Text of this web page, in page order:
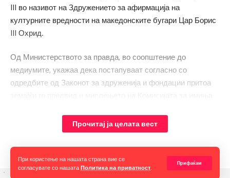
При користење на нашата страна вие се
согласувате со нашата Политика на приватност
Прифаќам
III во називот на Здружението за афирмација на
културните вредности на македонските бугари Цар Борис
III Охрид.
Од Министерството за правда, во соопштение до
медиумите, укажаа дека постапуваат согласно со
одредбите од Законот за здруженија и фондации притоа
Централен регистар на Република Северна Македонија за
понатамошно постапување.
Прочитај ја целата вест